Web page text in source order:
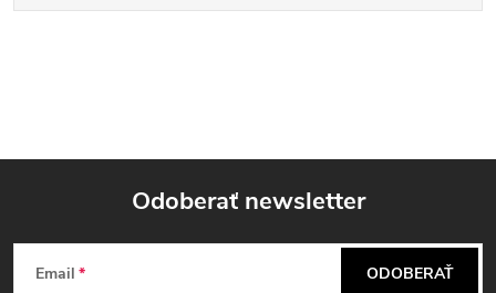
Z
Odoberať newsletter
Email ODOBERAŤ